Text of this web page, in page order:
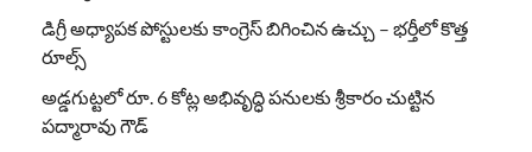
డిగ్రీ అధ్యాపక పోస్టులకు కాంగ్రెస్ బిగించిన ఉచ్చు – భర్తీలో కొత్త
రూల్స్
అడ్డగుట్టలో రూ. 6 కోట్ల అభివృద్ధి పనులకు శ్రీకారం చుట్టిన
పద్మారావు గౌడ్